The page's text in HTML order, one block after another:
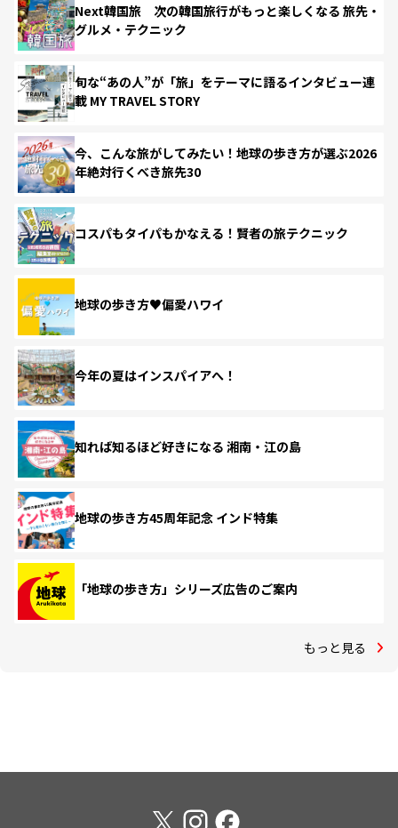
Next韓国旅 次の韓国旅行がもっと楽しくなる 旅先・
グルメ・テクニック
旬な“あの人”が「旅」をテーマに語るインタビュー連
載 MY TRAVEL STORY
今、こんな旅がしてみたい！地球の歩き方が選ぶ2026
年絶対行くべき旅先30
コスパもタイパもかなえる！賢者の旅テクニック
地球の歩き方♥偏愛ハワイ
今年の夏はインスパイアへ！
知れば知るほど好きになる 湘南・江の島
地球の歩き方45周年記念 インド特集
「地球の歩き方」シリーズ広告のご案内
もっと見る